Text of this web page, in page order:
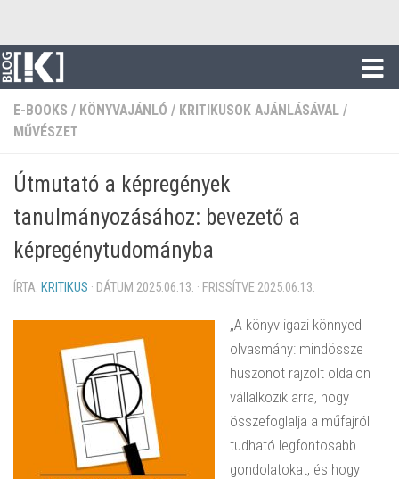
E-BOOKS / KÖNYVAJÁNLÓ / KRITIKUSOK AJÁNLÁSÁVAL /
MŰVÉSZET
Útmutató a képregények
tanulmányozásához: bevezető a
képregénytudományba
ÍRTA: KRITIKUS · DÁTUM 2025.06.13. · FRISSÍTVE 2025.06.13.
„A könyv igazi könnyed
olvasmány: mindössze
huszonöt rajzolt oldalon
vállalkozik arra, hogy
összefoglalja a műfajról
tudható legfontosabb
gondolatokat, és hogy